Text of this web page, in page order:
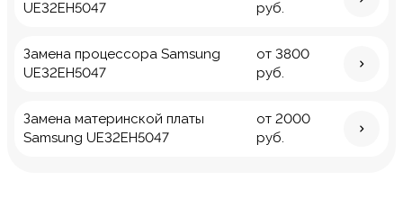
UE32EH5047
руб.
Замена процессора Samsung
UE32EH5047
от 3800
руб.
Замена материнской платы
Samsung UE32EH5047
от 2000
руб.